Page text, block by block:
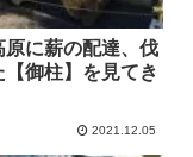
原に薪の配達、伐
【御柱】を見てき
2021.12.05